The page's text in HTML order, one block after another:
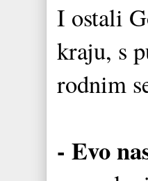
I ostali
kraju, s
rodnim
- Evo